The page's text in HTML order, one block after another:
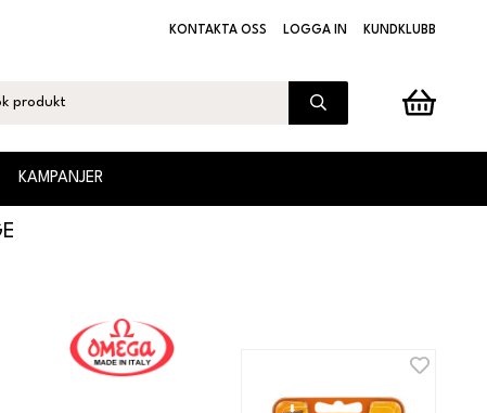
KONTAKTA OSS LOGGA IN KUNDKLUBB
KAMPANJER